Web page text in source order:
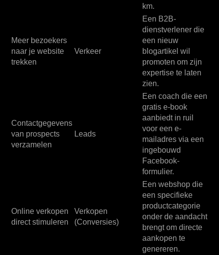
km.
Meer bezoekers
naar je website
trekken
Verkeer
Een B2B-
dienstverlener die
een nieuw
blogartikel wil
promoten om zijn
expertise te laten
zien.
Contactgegevens
van prospects
verzamelen
Leads
Een coach die een
gratis e-book
aanbiedt in ruil
voor een e-
mailadres via een
ingebouwd
Facebook-
formulier.
Online verkopen
direct stimuleren
Verkopen
(Conversies)
Een webshop die
een specifieke
productcategorie
onder de aandacht
brengt om directe
aankopen te
genereren.